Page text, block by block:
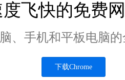
飞快的免费
、手机和平板电脑
下载Chrome